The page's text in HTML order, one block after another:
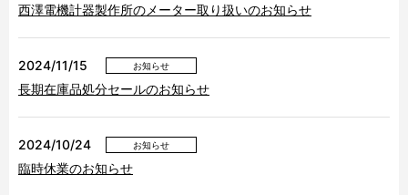
西澤電機計器製作所のメーター取り扱いのお知らせ
2024/11/15 お知らせ
長期在庫品処分セールのお知らせ
2024/10/24 お知らせ
臨時休業のお知らせ